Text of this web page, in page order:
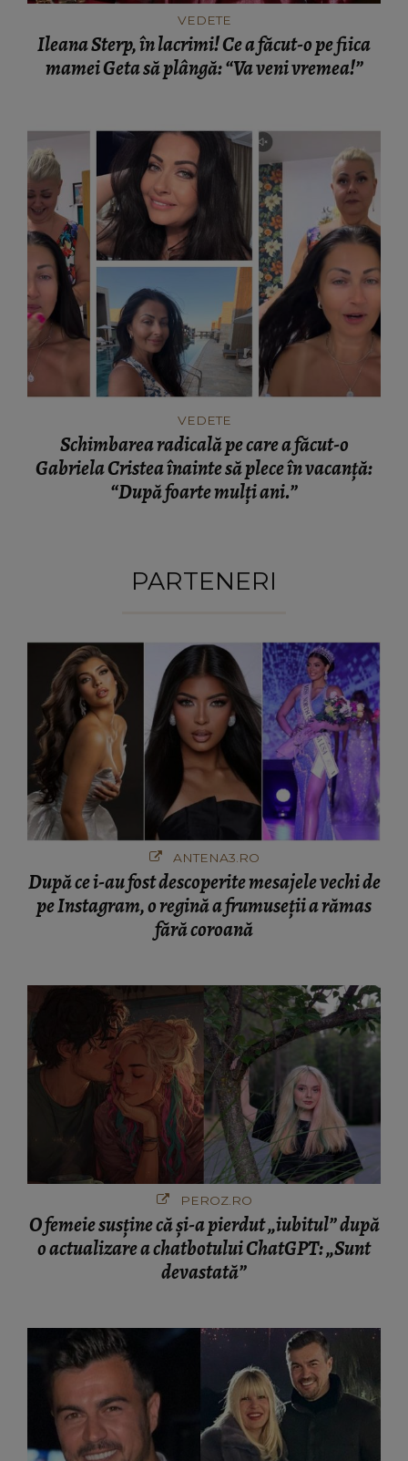
VEDETE
Ileana Sterp, în lacrimi! Ce a făcut-o pe fiica
mamei Geta să plângă: “Va veni vremea!”
VEDETE
Schimbarea radicală pe care a făcut-o
Gabriela Cristea înainte să plece în vacanță:
“După foarte mulți ani.”
PARTENERI
ANTENA3.RO
După ce i-au fost descoperite mesajele vechi de
pe Instagram, o regină a frumuseții a rămas
fără coroană
PEROZ.RO
O femeie susține că și-a pierdut „iubitul” după
o actualizare a chatbotului ChatGPT: „Sunt
devastată”